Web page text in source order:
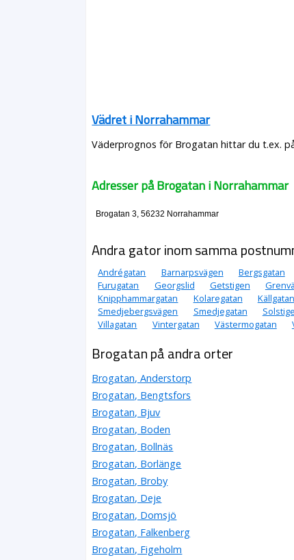
Vädret i Norrahammar
Väderprognos för Brogatan hittar du t.ex.
Adresser på Brogatan i Norrahammar
Brogatan 3, 56232 Norrahammar
Andra gator inom samma
Andrégatan Barnarpsvägen Bergsgatan
Furugatan
Georgslid Getstigen
Knipphammargatan
Kolaregatan Källgatan
Smedjebergsvägen
Smedjegatan
Villagatan
Vintergatan Västermogatan
Brogatan på andra orter
Brogatan, Anderstorp
Brogatan, Bengtsfors
Brogatan, Bjuv
Brogatan, Boden
Brogatan, Bollnäs
Brogatan, Borlänge
Brogatan, Broby
Brogatan, Deje
Brogatan, Domsjö
Brogatan, Falkenberg
Brogatan, Figeholm